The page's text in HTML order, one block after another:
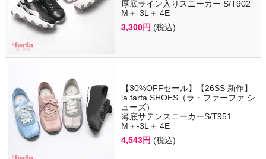
厚底ライン入りスニーカー S/T902
M＋-3L＋ 4E
3,300円 (税込)
【30%OFFセール】【26SS 新作】
la farfa SHOES（ラ・ファーファ シ
ューズ）
薄底サテンスニーカーS/T951
M＋-3L＋ 4E
4,543円 (税込)